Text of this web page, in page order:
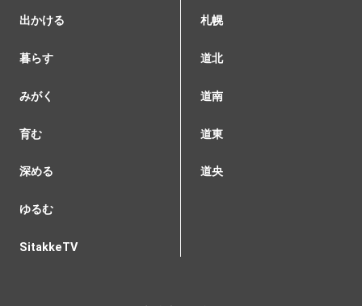
出かける
暮らす
みがく
育む
深める
ゆるむ
SitakkeTV
札幌
道北
道南
道東
道央